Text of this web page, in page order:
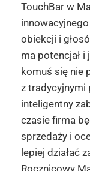
TouchBar w
obiekcji i
ma potencjał
komuś się nie
z tradycyjnymi
inteligentny
czasie firma
sprzedaży i
lepiej działać